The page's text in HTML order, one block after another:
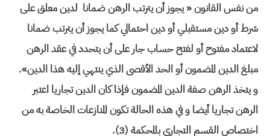
من نفس القانون « يجوز أن يترتب الرهن ضمانا لدين معلق على
شرط أو دين مستقبلي أو دين احتمالي كما يجوز أن يترتب ضمانا
لاعتماد مفتوح أو لفتح حساب جار على أن يتحدد في عقد الرهن
مبلغ الدين المضمون أو الحد الأقصى الذي ينتهي إليه هذا الدين».
و يتخذ الرهن صفة الدين المضمون فإذا كان الدين تجاريا اعتبر
الرهن تجاريا أيضا و في هذه الحالة تكون المنازعات الخاصة به من
اختصاص القسم التجاري بالمحكمة (3).